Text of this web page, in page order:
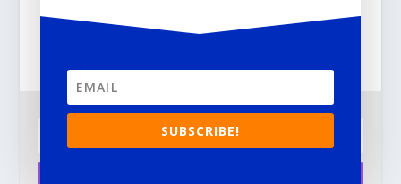
Laat je e-mailadres achter en ontvang dagelijks
SUBSCRIBE!